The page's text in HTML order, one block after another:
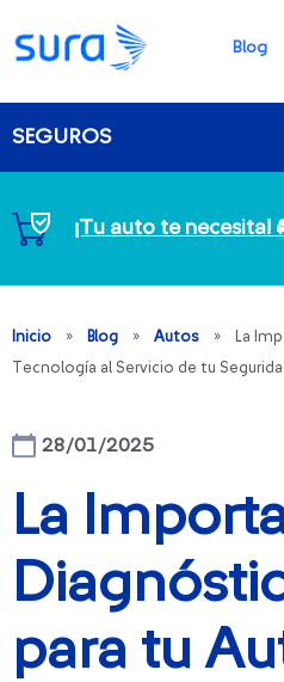
Blog
SEGUROS
¡Tu auto te necesita!
Inicio » Blog » Autos »
La
Tecnología al Servicio de tu
28/01/2025
La
para tu